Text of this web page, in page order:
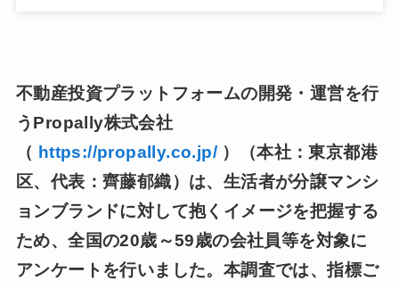
不動産投資プラットフォームの開発・運営を行
うPropally株式会社
（ https://propally.co.jp/ ）（本社：東京都港
区、代表：齊藤郁織）は、生活者が分譲マンシ
ョンブランドに対して抱くイメージを把握する
ため、全国の20歳～59歳の会社員等を対象に
アンケートを行いました。本調査では、指標ご